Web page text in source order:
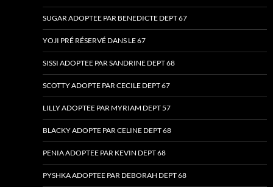
SUGAR ADOPTEE PAR BENEDICTE DEPT 67
YOJI PRÉ RÉSERVÉ DANS LE 67
SISSI ADOPTEE PAR SANDRINE DEPT 68
SCOTTY ADOPTE PAR CECILE DEPT 67
LILLY ADOPTEE PAR MYRIAM DEPT 57
BLACKY ADOPTE PAR CELINE DEPT 68
PENIA ADOPTEE PAR KEVIN DEPT 68
PYSHKA ADOPTEE PAR DEBORAH DEPT 68